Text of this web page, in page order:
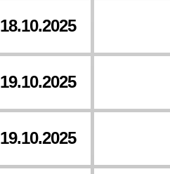
18.10.2025
19.10.2025
19.10.2025